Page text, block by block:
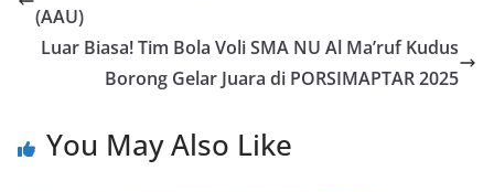
(AAU)
Luar Biasa! Tim Bola Voli SMA NU Al Ma’ruf Kudus
Borong Gelar Juara di PORSIMAPTAR 2025
You May Also Like